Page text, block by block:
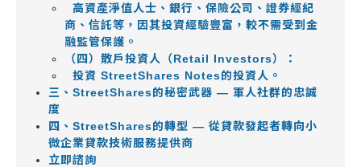
高資產淨值人士、銀行、保險公司、證券經紀
商、信託等，因其投資經驗豐富，較不需受到金
融監管保護。
（四）散戶投資人（Retail Investors）：
投資 StreetShares Notes的投資人。
三、StreetShares的秘密武器 — 軍人社群的忠誠
度
四、StreetShares的轉型 — 從貸款發起者轉向小
微企業貸款技術服務提供商
立即諮詢